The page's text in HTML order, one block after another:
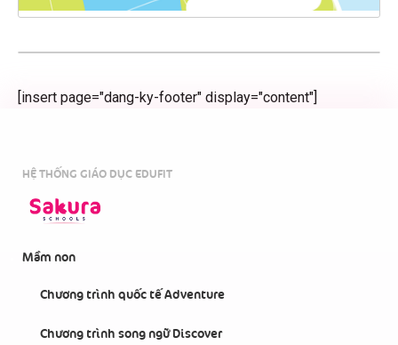
[insert page="dang-ky-footer" display="content"]
HỆ THỐNG GIÁO DỤC EDUFIT
Mầm non
Chương trình quốc tế Adventure
Chương trình song ngữ Discover